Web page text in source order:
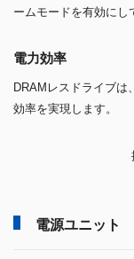
ームモードを有効にし
電力効率
DRAMレスドライブは
効率を実現します。
電源ユニット